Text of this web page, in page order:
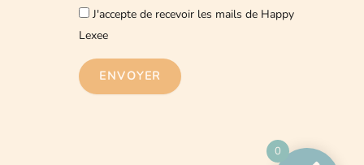
J'accepte de recevoir les mails de Happy
Lexee
ENVOYER
0